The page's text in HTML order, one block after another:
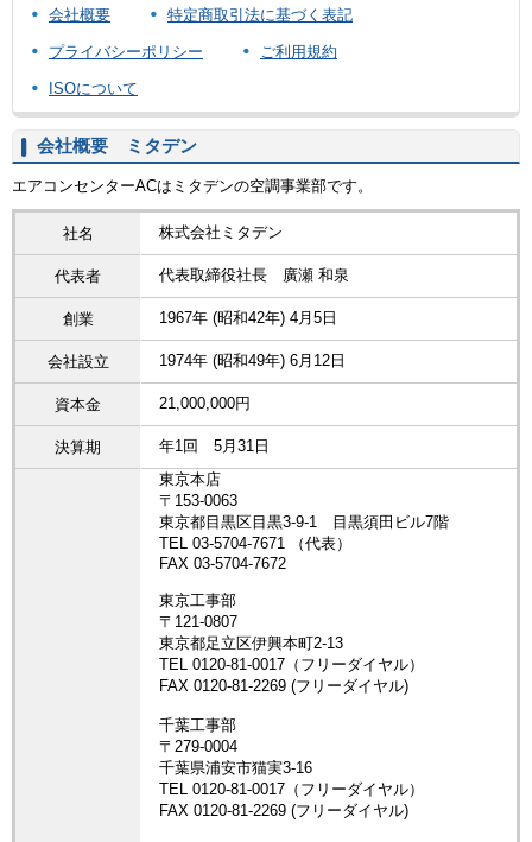
会社概要 特定商取引法に基づく表記
プライバシーポリシー ご利用規約
ISOについて
会社概要 ミタデン
エアコンセンターACはミタデンの空調事業部です。
社名 株式会社ミタデン
代表者 代表取締役社長 廣瀬 和泉
創業 1967年 (昭和42年) 4月5日
会社設立 1974年 (昭和49年) 6月12日
資本金 21,000,000円
決算期 年1回 5月31日